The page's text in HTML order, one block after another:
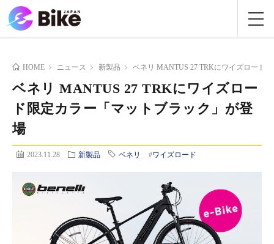
HOME ニュース 新製品 ベネリ MANTUS 27 TRKにワイズロード
ベネリ MANTUS 27 TRKにワイズロー
ド限定カラー「マットブラック」が登
場
2023.11.28 新製品 ベネリ #ワイズロード